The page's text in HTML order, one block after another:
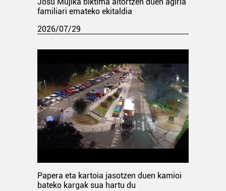
familiari emateko ekitaldia
2026/07/29
Papera eta kartoia jasotzen duen kamioi
bateko kargak sua hartu du